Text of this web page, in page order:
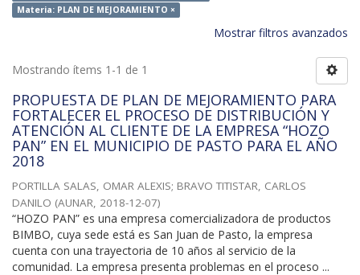
Materia: PLAN DE MEJORAMIENTO ×
Mostrar filtros avanzados
Mostrando ítems 1-1 de 1
PROPUESTA DE PLAN DE MEJORAMIENTO PARA
FORTALECER EL PROCESO DE DISTRIBUCIÓN Y
ATENCIÓN AL CLIENTE DE LA EMPRESA “HOZO
PAN” EN EL MUNICIPIO DE PASTO PARA EL AÑO
2018
PORTILLA SALAS, OMAR ALEXIS; BRAVO TITISTAR, CARLOS
DANILO (AUNAR, 2018-12-07)
“HOZO PAN” es una empresa comercializadora de productos
BIMBO, cuya sede está es San Juan de Pasto, la empresa
cuenta con una trayectoria de 10 años al servicio de la
comunidad. La empresa presenta problemas en el proceso ...